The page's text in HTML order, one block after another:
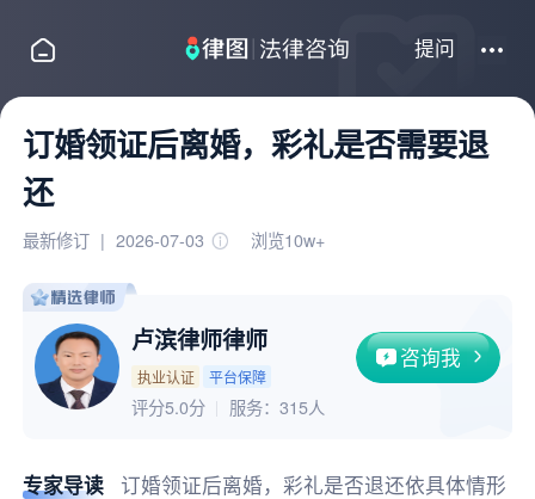
提问
订婚领证后离婚，彩礼是否需要退
还
最新修订 | 2026-07-03 浏览10w+
卢滨律师律师
执业认证 平台保障
咨询我
评分5.0分 服务： 315人
专家导读
订婚领证后离婚，彩礼是否退还依具体情形